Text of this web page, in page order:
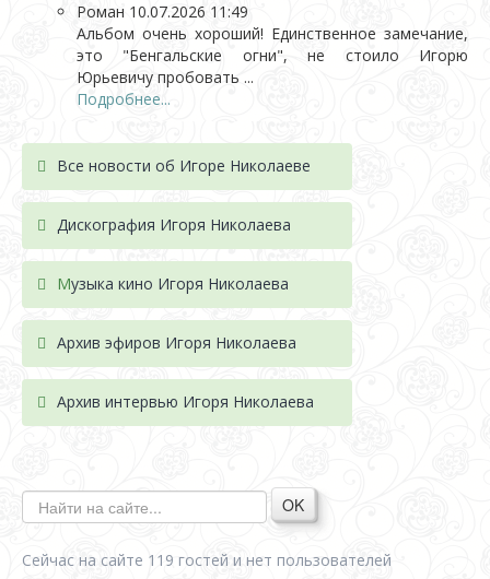
Роман 10.07.2026 11:49
Альбом очень хороший! Единственное замечание,
это "Бенгальские огни", не стоило Игорю
Юрьевичу пробовать ...
Подробнее...
Все новости об Игоре Николаеве
Дискография Игоря Николаева
Музыка кино Игоря Николаева
Архив эфиров Игоря Николаева
Архив интервью Игоря Николаева
OK
Сейчас на сайте 119 гостей и нет пользователей